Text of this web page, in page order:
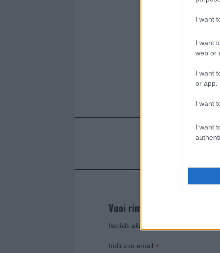
I want
I want
web or
I want
or app.
I want
I want
Vuoi rimanere sempre
Iscriviti alla newsletter di Gallura
Indirizzo email *